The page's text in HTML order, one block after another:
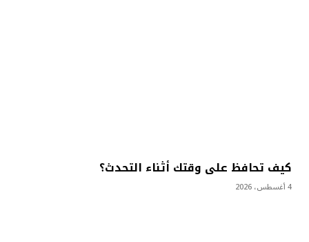
كيف تحافظ على وقتك أثناء التحدث؟
4 أغسطس، 2026